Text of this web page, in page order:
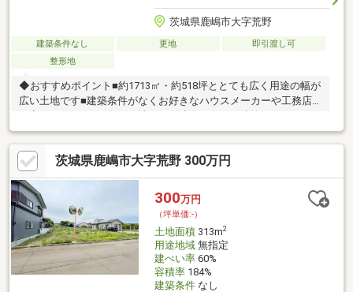
茨城県鹿嶋市大字荒野
建築条件なし 更地
即引渡し可
整形地
◆おすすめポイント■約1713㎡・約518坪ととても広く用途の幅が
広い土地です■建築条件がなくお好きなハウスメーカーや工務店
で家づくりができます■更地でのお渡しですぐに建築を始めやす
い土地です■落ち着いた住環境でのびのびと暮らせます◆周辺環
境■中野東小学校まで徒歩約10分■スーパーカスミ鹿嶋スタジアム
店まで車で約10分■セブンイレブンも生活圏にあります■鹿島臨海
鉄道大洗鹿島線荒野台駅まで徒歩約26分◆ご案内土地の広さは実
際にご覧いただくと分かりやすいです。ご見学やご相談などお気
軽にお問い合わせください。
茨城県鹿嶋市大字荒野 300万円
300万円
（坪単価:-）
土地面積313m2
用途地域無指定
建ぺい率60%
容積率184%
建築条件なし